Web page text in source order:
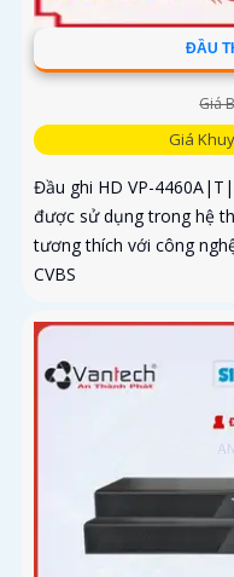
ĐẦU
Giá
Giá
Đầu ghi HD VP-
được sử dụng trong hệ
tương thích với công
CVBS